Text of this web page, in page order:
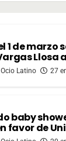
1 de marzo
Llosa
Latino 27
baby
favor de